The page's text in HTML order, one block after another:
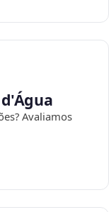
Avaliamos